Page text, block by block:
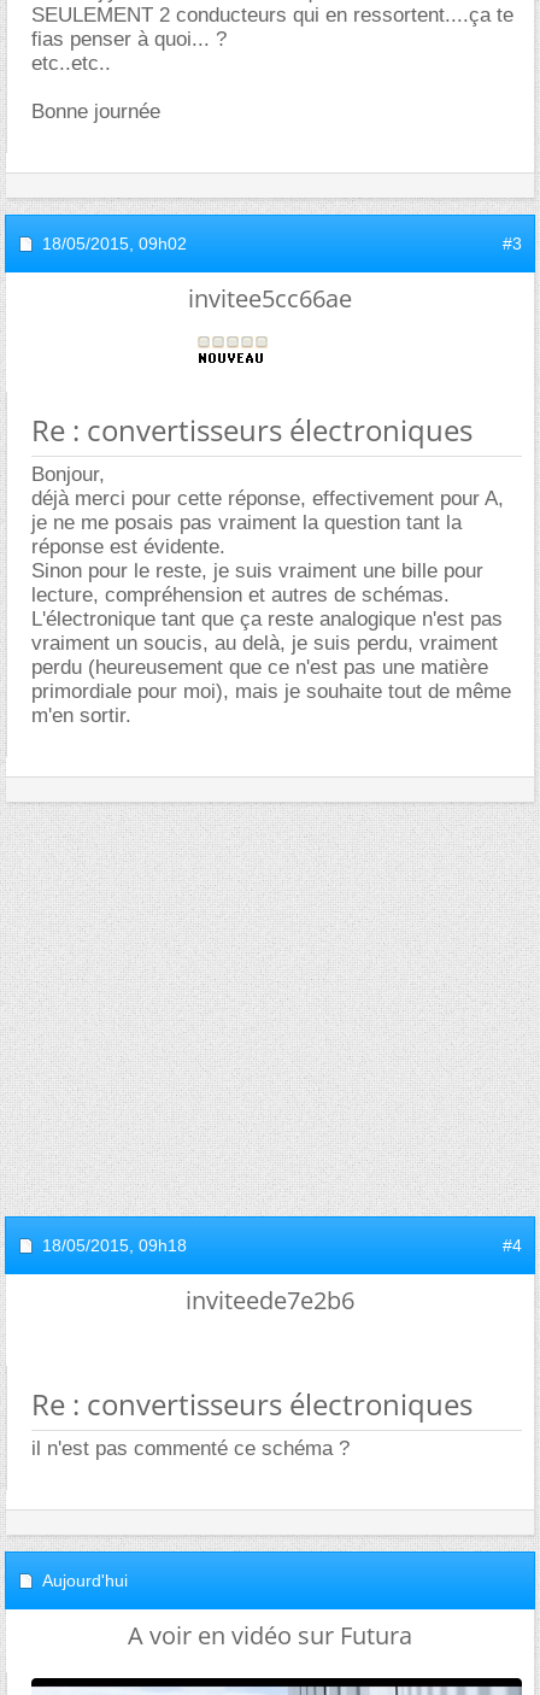
SEULEMENT 2 conducteurs qui en ressortent....ça te
fias penser à quoi... ?
etc..etc..
Bonne journée
18/05/2015, 09h02 #3
invitee5cc66ae
Re : convertisseurs électroniques
Bonjour,
déjà merci pour cette réponse, effectivement pour A,
je ne me posais pas vraiment la question tant la
réponse est évidente.
Sinon pour le reste, je suis vraiment une bille pour
lecture, compréhension et autres de schémas.
L'électronique tant que ça reste analogique n'est pas
vraiment un soucis, au delà, je suis perdu, vraiment
perdu (heureusement que ce n'est pas une matière
primordiale pour moi), mais je souhaite tout de même
m'en sortir.
18/05/2015, 09h18 #4
inviteede7e2b6
Re : convertisseurs électroniques
il n'est pas commenté ce schéma ?
Aujourd'hui
A voir en vidéo sur Futura